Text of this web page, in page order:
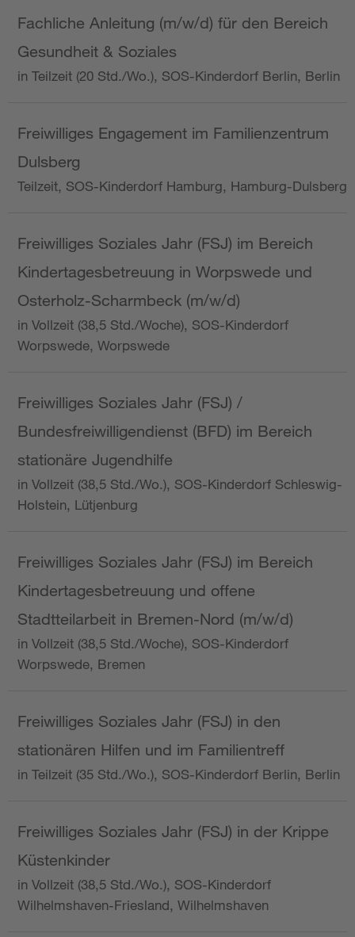
Fachliche Anleitung (m/w/d) für den Bereich
Gesundheit & Soziales
in Teilzeit (20 Std./Wo.), SOS-Kinderdorf Berlin, Berlin
Freiwilliges Engagement im Familienzentrum
Dulsberg
Teilzeit, SOS-Kinderdorf Hamburg, Hamburg-Dulsberg
Freiwilliges Soziales Jahr (FSJ) im Bereich
Kindertagesbetreuung in Worpswede und
Osterholz-Scharmbeck (m/w/d)
in Vollzeit (38,5 Std./Woche), SOS-Kinderdorf
Worpswede, Worpswede
Freiwilliges Soziales Jahr (FSJ) /
Bundesfreiwilligendienst (BFD) im Bereich
stationäre Jugendhilfe
in Vollzeit (38,5 Std./Wo.), SOS-Kinderdorf Schleswig-
Holstein, Lütjenburg
Freiwilliges Soziales Jahr (FSJ) im Bereich
Kindertagesbetreuung und offene
Stadtteilarbeit in Bremen-Nord (m/w/d)
in Vollzeit (38,5 Std./Woche), SOS-Kinderdorf
Worpswede, Bremen
Freiwilliges Soziales Jahr (FSJ) in den
stationären Hilfen und im Familientreff
in Teilzeit (35 Std./Wo.), SOS-Kinderdorf Berlin, Berlin
Freiwilliges Soziales Jahr (FSJ) in der Krippe
Küstenkinder
in Vollzeit (38,5 Std./Wo.), SOS-Kinderdorf
Wilhelmshaven-Friesland, Wilhelmshaven